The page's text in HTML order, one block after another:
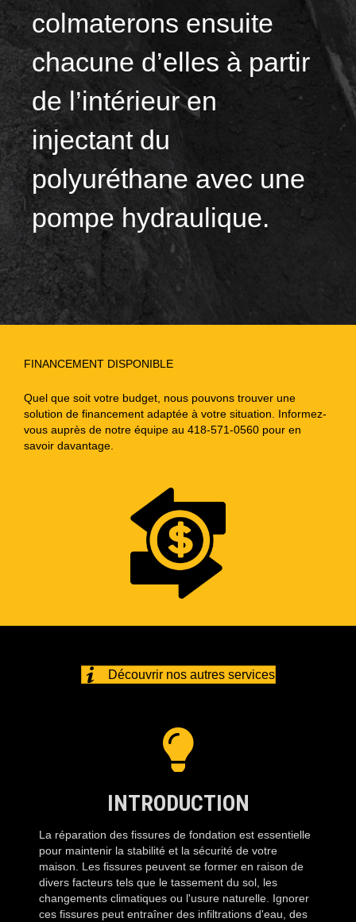
colmaterons ensuite
chacune d’elles à partir
de l’intérieur en
injectant du
polyuréthane avec une
pompe hydraulique.
FINANCEMENT DISPONIBLE
Quel que soit votre budget, nous pouvons trouver une
solution de financement adaptée à votre situation. Informez-
vous auprès de notre équipe au 418-571-0560 pour en
savoir davantage.
Découvrir nos autres services
INTRODUCTION
La réparation des fissures de fondation est essentielle
pour maintenir la stabilité et la sécurité de votre
maison. Les fissures peuvent se former en raison de
divers facteurs tels que le tassement du sol, les
changements climatiques ou l'usure naturelle. Ignorer
ces fissures peut entraîner des infiltrations d'eau, des